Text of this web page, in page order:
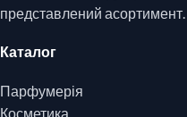
представлений асортимент.
Каталог
Парфумерія
Косметика